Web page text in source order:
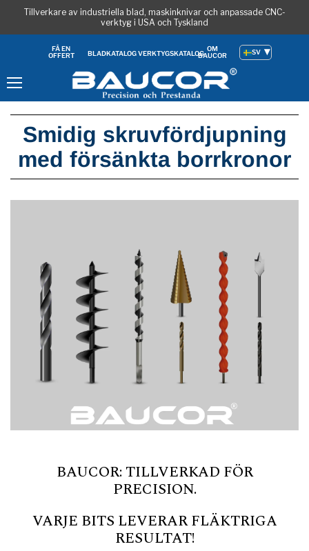
Tillverkare av industriella blad, maskinknivar och anpassade CNC-
verktyg i USA och Tyskland
FÅ EN
OFFERT
BLADKATALOG VERKTYGSKATALOG
OM
BAUCOR
SV
Smidig skruvfördjupning
med försänkta borrkronor
BAUCOR: TILLVERKAD FÖR
PRECISION.
VARJE BITS LEVERAR FLÄKTRIGA
RESULTAT!